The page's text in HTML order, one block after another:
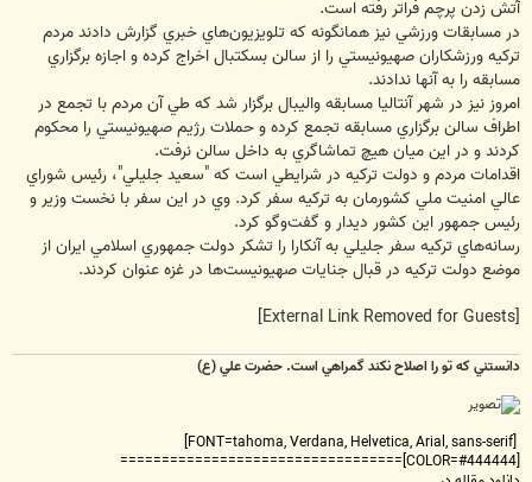
آتش زدن پرچم فراتر رفته است.
در مسابقات ورزشي نيز همانگونه كه تلويزيون‌هاي خبري گزارش دادند مردم
تركيه ورزشكاران صهيونيستي را از سالن بسكتبال اخراج كرده و اجازه برگزاري
مسابقه را به آنها ندادند.
امروز نيز در شهر آنتاليا مسابقه‌ واليبال برگزار شد كه طي آن مردم با تجمع در
اطراف سالن برگزاري مسابقه تجمع كرده و حملات رژيم صهيونيستي را محكوم
كردند و در اين ميان هيچ تماشاگري به داخل سالن نرفت.
اقدامات مردم و دولت تركيه در شرايطي است كه "سعيد جليلي"، رئيس شوراي
عالي امنيت ملي كشورمان به تركيه سفر كرد. وي در اين سفر با نخست وزير و
رئيس جمهور اين كشور ديدار و گفت‌و‌گو كرد.
رسانه‌هاي تركيه سفر جليلي به آنكارا را تشكر دولت جمهوري اسلامي ايران از
موضع دولت تركيه در قبال جنايات صهيونيست‌ها در غزه عنوان كردند.
[External Link Removed for Guests]
دانستني که تو را اصلاح نکند گمراهي است. حضرت علي (ع)
[FONT=tahoma, Verdana, Helvetica, Arial, sans-serif]
[COLOR=#444444]==================================